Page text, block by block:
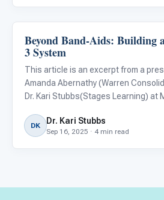
ABA & Therapy
Beyond Band-Aids: Building
3 System
This article is an excerpt from a
Amanda Abernathy (Warren
Dr. Kari Stubbs(Stages Learning) at
DK Dr. Kari Stubbs
Sep 16, 2025 · 4 min read